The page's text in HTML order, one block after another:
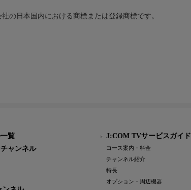
の日本国内における商標または登録商標です。
覧
ャンネル
J:COM TVサービスガイド
コース案内・料金
チャンネル紹介
特長
オプション・周辺機器